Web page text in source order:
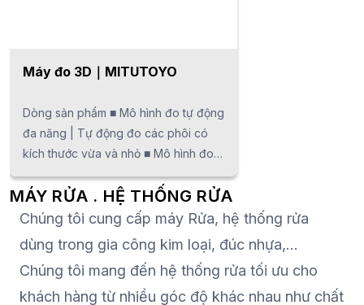
Máy đo 3D｜MITUTOYO
Dòng sản phẩm ■ Mô hình đo tự động
đa năng | Tự động đo các phôi có
kích thước vừa và nhỏ ■ Mô hình đo
lường có độ chính xác cao｜Độ chính
xác cực cao và tương thích với bộ
truyền động tốc độ cao và gia tốc
thân ô tô và các kết cấu lớn ■ Thiết bị
đo bằng laser | Đo các vật thể lớn,
xác định vị trí chuyển động, v.v. ■ Mô
MÁY RỬA . HỆ THỐNG RỬA
Chúng tôi cung cấp máy Rửa, hệ thống rửa
dùng trong gia công kim loại, đúc nhựa,…
Chúng tôi mang đến hệ thống rửa tối ưu cho
khách hàng từ nhiều góc độ khác nhau như chất